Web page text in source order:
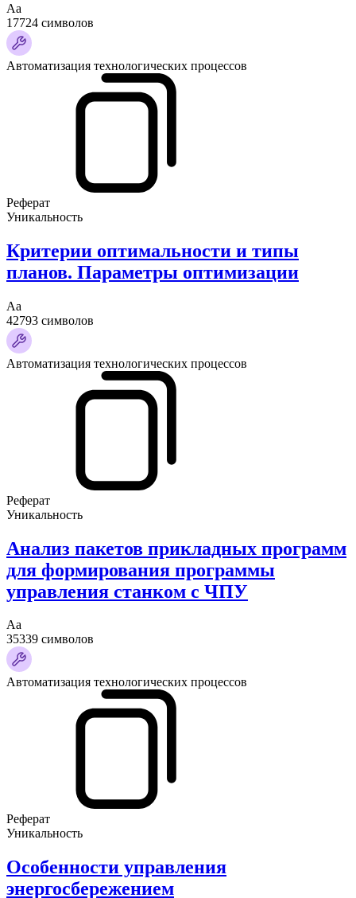
Аа
17724 символов
Автоматизация технологических процессов
Реферат
Уникальность
Критерии оптимальности и типы
планов. Параметры оптимизации
Аа
42793 символов
Автоматизация технологических процессов
Реферат
Уникальность
Анализ пакетов прикладных программ
для формирования программы
управления станком с ЧПУ
Аа
35339 символов
Автоматизация технологических процессов
Реферат
Уникальность
Особенности управления
энергосбережением